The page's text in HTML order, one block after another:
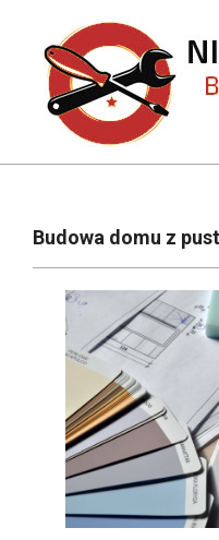
content
NavigationBudowa domu z